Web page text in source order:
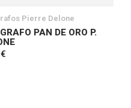
Pierre Delone
PAN DE ORO P.